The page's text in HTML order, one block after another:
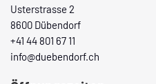
Usterstrasse 2
8600 Dübendorf
+41 44 801 67 11
info@duebendorf.ch